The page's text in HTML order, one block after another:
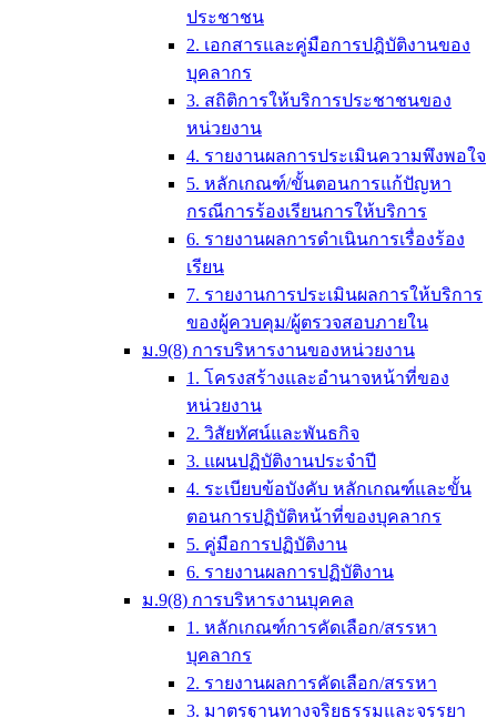
ประชาชน
2. เอกสารและคู่มือการปฎิบัติงานของ
บุคลากร
3. สถิติการให้บริการประชาชนของ
หน่วยงาน
4. รายงานผลการประเมินความพึงพอใจ
5. หลักเกณฑ์/ขั้นตอนการแก้ปัญหา
กรณีการร้องเรียนการให้บริการ
6. รายงานผลการดำเนินการเรื่องร้อง
เรียน
7. รายงานการประเมินผลการให้บริการ
ของผู้ควบคุม/ผู้ตรวจสอบภายใน
ม.9(8) การบริหารงานของหน่วยงาน
1. โครงสร้างและอำนาจหน้าที่ของ
หน่วยงาน
2. วิสัยทัศน์และพันธกิจ
3. แผนปฏิบัติงานประจำปี
4. ระเบียบข้อบังคับ หลักเกณฑ์และขั้น
ตอนการปฏิบัติหน้าที่ของบุคลากร
5. คู่มือการปฏิบัติงาน
6. รายงานผลการปฏิบัติงาน
ม.9(8) การบริหารงานบุคคล
1. หลักเกณฑ์การคัดเลือก/สรรหา
บุคลากร
2. รายงานผลการคัดเลือก/สรรหา
3. มาตรฐานทางจริยธรรมและจรรยา